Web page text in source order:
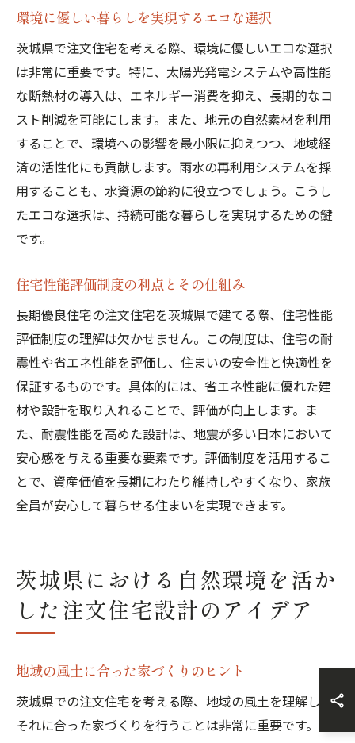
環境に優しい暮らしを実現するエコな選択
茨城県で注文住宅を考える際、環境に優しいエコな選択
は非常に重要です。特に、太陽光発電システムや高性能
な断熱材の導入は、エネルギー消費を抑え、長期的なコ
スト削減を可能にします。また、地元の自然素材を利用
することで、環境への影響を最小限に抑えつつ、地域経
済の活性化にも貢献します。雨水の再利用システムを採
用することも、水資源の節約に役立つでしょう。こうし
たエコな選択は、持続可能な暮らしを実現するための鍵
です。
住宅性能評価制度の利点とその仕組み
長期優良住宅の注文住宅を茨城県で建てる際、住宅性能
評価制度の理解は欠かせません。この制度は、住宅の耐
震性や省エネ性能を評価し、住まいの安全性と快適性を
保証するものです。具体的には、省エネ性能に優れた建
材や設計を取り入れることで、評価が向上します。ま
た、耐震性能を高めた設計は、地震が多い日本において
安心感を与える重要な要素です。評価制度を活用するこ
とで、資産価値を長期にわたり維持しやすくなり、家族
全員が安心して暮らせる住まいを実現できます。
茨城県における自然環境を活か
した注文住宅設計のアイデア
地域の風土に合った家づくりのヒント
茨城県での注文住宅を考える際、地域の風土を理解し、
それに合った家づくりを行うことは非常に重要です。茨